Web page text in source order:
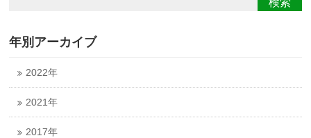
年別アーカイブ
2022年
2021年
2017年